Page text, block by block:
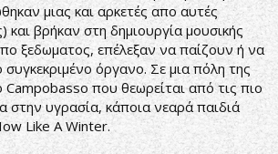
μιας και αρκετές απο αυτές
και βρήκαν στη δημιουργία μουσικής
ξεδωματος, επέλεξαν να παίζουν ή να
όργανο. Σε μια πόλη της
Campobasso που θεωρείται από τις πιο
στην υγρασία, κάποια νεαρά παιδιά
Like A Winter.